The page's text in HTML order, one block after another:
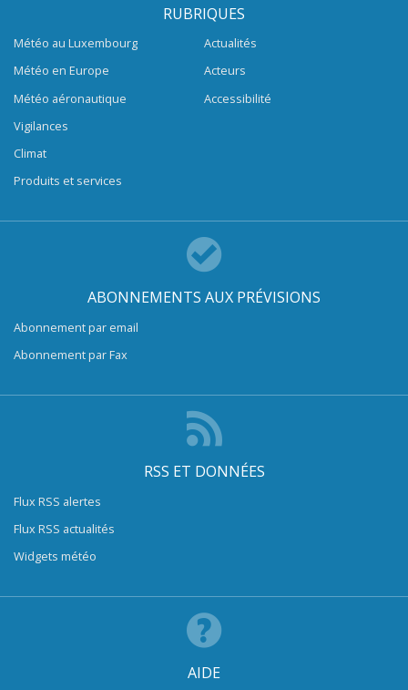
RUBRIQUES
Météo au Luxembourg
Météo en Europe
Météo aéronautique
Vigilances
Climat
Produits et services
Actualités
Acteurs
Accessibilité
ABONNEMENTS AUX PRÉVISIONS
Abonnement par email
Abonnement par Fax
RSS ET DONNÉES
Flux RSS alertes
Flux RSS actualités
Widgets météo
AIDE